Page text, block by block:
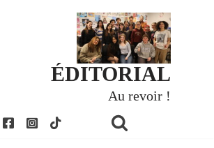
ÉDITORIAL
Au revoir !